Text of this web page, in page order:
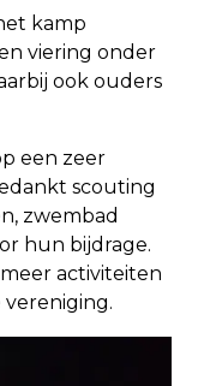
kamp
viering onder
ook ouders
een zeer
scouting
zwembad
hun bijdrage.
activiteiten